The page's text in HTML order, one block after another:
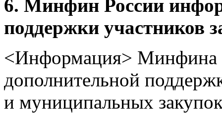
6. Минфин России
поддержки участников
<Информация> Минфина
дополнительной
и муниципальных